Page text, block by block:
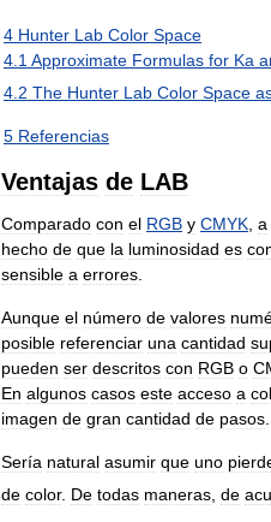
4 Hunter Lab Color Space
4.1Approximate Formulas for Ka
4.2 The Hunter Lab Color Space
5 Referencias
Ventajas de LAB
Comparado con el RGB y CMYK, a
hecho de que la luminosidad es
sensible a errores.
Aunque el número de valores
posible referenciar una cantidad
pueden ser descritos con RGB o
En algunos casos este acceso a
imagen de gran cantidad de pasos.
Sería natural asumir que uno
de color. De todas maneras de